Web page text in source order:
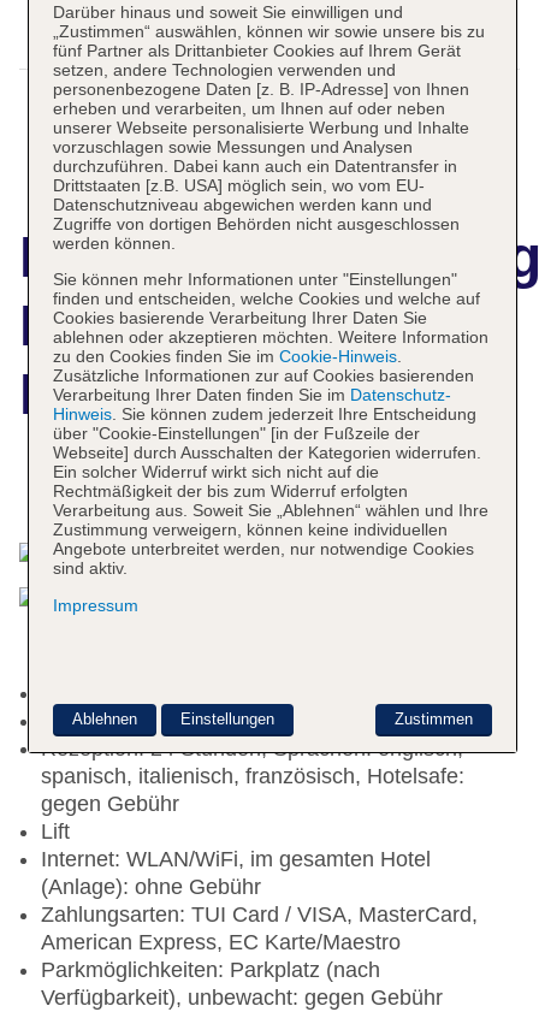
Fay Hotel Victoria
Beach
Das bietet Ihre Unterkunft
Check-out Zeit bis 12:00 Uhr
Rezeption: 24 Stunden, Sprachen: englisch,
spanisch, italienisch, französisch, Hotelsafe:
gegen Gebühr
Lift
Internet: WLAN/WiFi, im gesamten Hotel
(Anlage): ohne Gebühr
Zahlungsarten: TUI Card / VISA, MasterCard,
American Express, EC Karte/Maestro
Parkmöglichkeiten: Parkplatz (nach
Verfügbarkeit), unbewacht: gegen Gebühr
Darüber hinaus und soweit Sie einwilligen und
„Zustimmen“ auswählen, können wir sowie unsere bis zu
fünf Partner als Drittanbieter Cookies auf Ihrem Gerät
setzen, andere Technologien verwenden und
personenbezogene Daten [z. B. IP-Adresse] von Ihnen
erheben und verarbeiten, um Ihnen auf oder neben
unserer Webseite personalisierte Werbung und Inhalte
vorzuschlagen sowie Messungen und Analysen
durchzuführen. Dabei kann auch ein Datentransfer in
Drittstaaten [z.B. USA] möglich sein, wo vom EU-
Datenschutzniveau abgewichen werden kann und
Zugriffe von dortigen Behörden nicht ausgeschlossen
werden können.
Sie können mehr Informationen unter "Einstellungen"
finden und entscheiden, welche Cookies und welche auf
Cookies basierende Verarbeitung Ihrer Daten Sie
ablehnen oder akzeptieren möchten. Weitere Information
zu den Cookies finden Sie im Cookie-Hinweis.
Zusätzliche Informationen zur auf Cookies basierenden
Verarbeitung Ihrer Daten finden Sie im Datenschutz-
Hinweis. Sie können zudem jederzeit Ihre Entscheidung
über "Cookie-Einstellungen" [in der Fußzeile der
Webseite] durch Ausschalten der Kategorien widerrufen.
Ein solcher Widerruf wirkt sich nicht auf die
Rechtmäßigkeit der bis zum Widerruf erfolgten
Verarbeitung aus. Soweit Sie „Ablehnen“ wählen und Ihre
Zustimmung verweigern, können keine individuellen
Angebote unterbreitet werden, nur notwendige Cookies
sind aktiv.
Impressum
Zustimmen
Ablehnen Einstellungen